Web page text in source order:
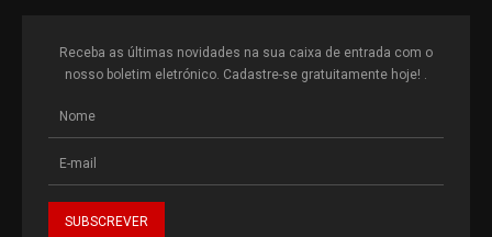
Receba as últimas novidades na sua caixa de entrada com o
nosso boletim eletrónico. Cadastre-se gratuitamente hoje! .